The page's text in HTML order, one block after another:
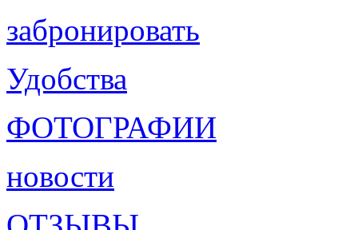
забронировать
Удобства
ФОТОГРАФИИ
новости